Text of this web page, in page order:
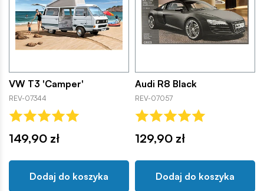
VW T3 'Camper'
REV-07344
149,90 zł
Dodaj do koszyka
Audi R8 Black
REV-07057
129,90 zł
Dodaj do koszyka